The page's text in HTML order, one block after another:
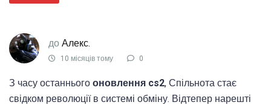
до Алекс.
10 місяців тому 0
З часу останнього оновлення cs2, Спільнота стає
свідком революції в системі обміну. Відтепер нарешті